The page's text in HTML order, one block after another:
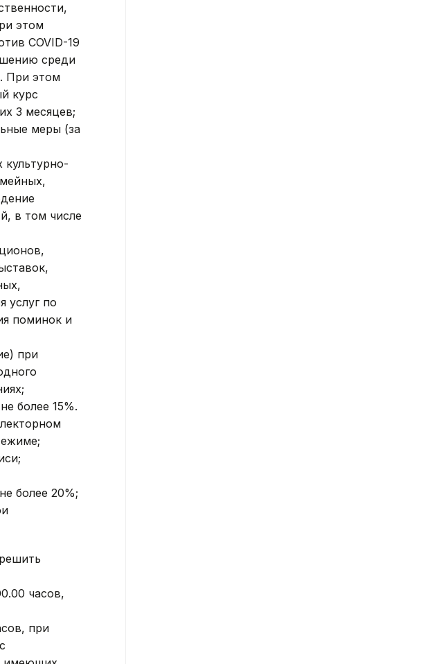
этом
COVID-19
среди
При этом
курс
3 месяцев;
меры (за
в том числе
услуг по
поминок и
при
более 15%.
более 20%;
часов,
при